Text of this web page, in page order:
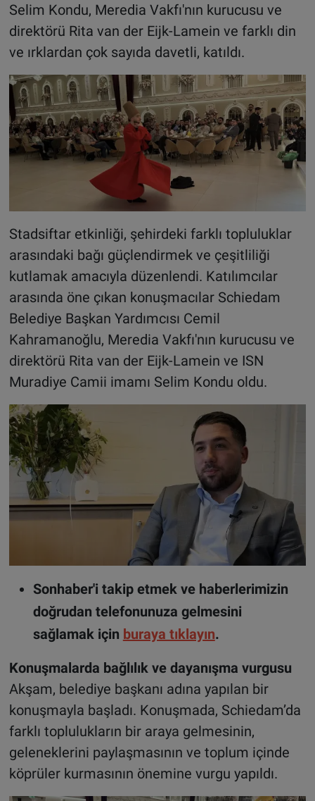
Selim Kondu, Meredia Vakfı'nın kurucusu ve
direktörü Rita van der Eijk-Lamein ve farklı din
ve ırklardan çok sayıda davetli, katıldı.
Stadsiftar etkinliği, şehirdeki farklı topluluklar
arasındaki bağı güçlendirmek ve çeşitliliği
kutlamak amacıyla düzenlendi. Katılımcılar
arasında öne çıkan konuşmacılar Schiedam
Belediye Başkan Yardımcısı Cemil
Kahramanoğlu, Meredia Vakfı'nın kurucusu ve
direktörü Rita van der Eijk-Lamein ve ISN
Muradiye Camii imamı Selim Kondu oldu.
Sonhaber'i takip etmek ve haberlerimizin
doğrudan telefonunuza gelmesini
sağlamak için buraya tıklayın.
Konuşmalarda bağlılık ve dayanışma vurgusu
Akşam, belediye başkanı adına yapılan bir
konuşmayla başladı. Konuşmada, Schiedam’da
farklı toplulukların bir araya gelmesinin,
geleneklerini paylaşmasının ve toplum içinde
köprüler kurmasının önemine vurgu yapıldı.